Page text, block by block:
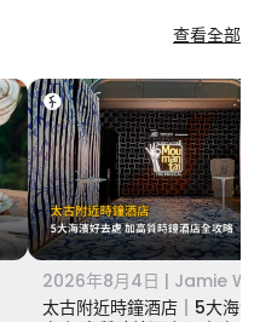
查看全部
2026年8月4日 | Jamie
太古附近時鐘酒店｜5大海